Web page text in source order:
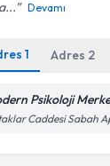
Devamı
1 Adres 2
Psikoloji
Caddesi Sabah